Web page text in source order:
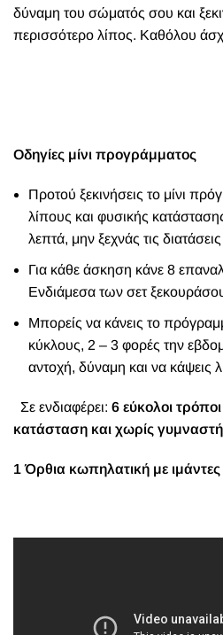
δύναμη του σώματός σου και
περισσότερο λίπος. Καθόλου
Οδηγίες μίνι προγράμματος
Προτού ξεκινήσεις το μίνι
λίπους και φυσικής
λεπτά, μην ξεχνάς τις
Για κάθε άσκηση κάνε 8
Ενδιάμεσα των σετ
Μπορείς να κάνεις το
κύκλους, 2 – 3 φορές την
αντοχή, δύναμη και να κάψεις
Σε ενδιαφέρει: 6 εύκολοι
κατάσταση και χωρίς
1 Όρθια κωπηλατική με ιμάντες